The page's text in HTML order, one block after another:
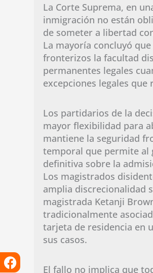
La Corte Suprema, en
inmigración no están
de someter a libertad
La mayoría concluyó
fronterizos la facultad
permanentes legales
excepciones legales que
Los partidarios de la
mayor flexibilidad para
mantiene la seguridad
temporal que permite al
definitiva sobre la
Los magistrados
amplia discrecionalidad
magistrada Ketanji
tradicionalmente
tarjeta de residencia en
sus casos.
El fallo no implica que
Facebook
Instagram
X-
Linkedin
Tiktok
Youtube